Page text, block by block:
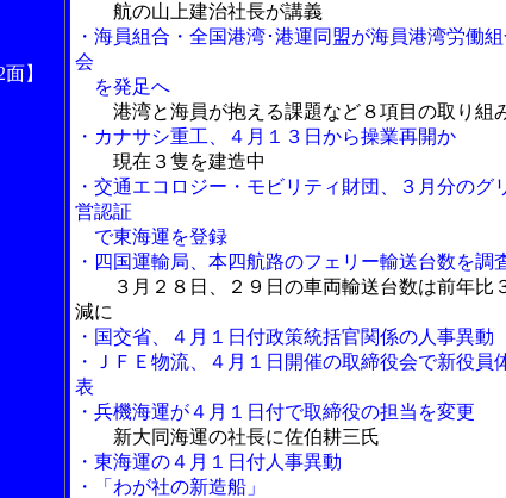
】
航の山上建治社長が講義
・海員組合・全国港湾･港運同盟が海員港湾労働
会
を発足へ
港湾と海員が抱える課題など８項目の取り組
・カナサシ重工、４月１３日から操業再開か
現在３隻を建造中
・交通エコロジー・モビリティ財団、３月分のグ
営認証
で東海運を登録
・四国運輸局、本四航路のフェリー輸送台数を調
３月２８日、２９日の車両輸送台数は前年比
減に
・国交省、４月１日付政策統括官関係の人事異動
・ＪＦＥ物流、４月１日開催の取締役会で新役員
表
・兵機海運が４月１日付で取締役の担当を変更
新大同海運の社長に佐伯耕三氏
・東海運の４月１日付人事異動
・「わが社の新造船」